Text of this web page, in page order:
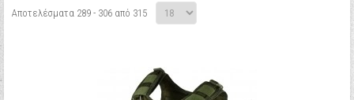
Αποτελέσματα 289 - 306 από 315